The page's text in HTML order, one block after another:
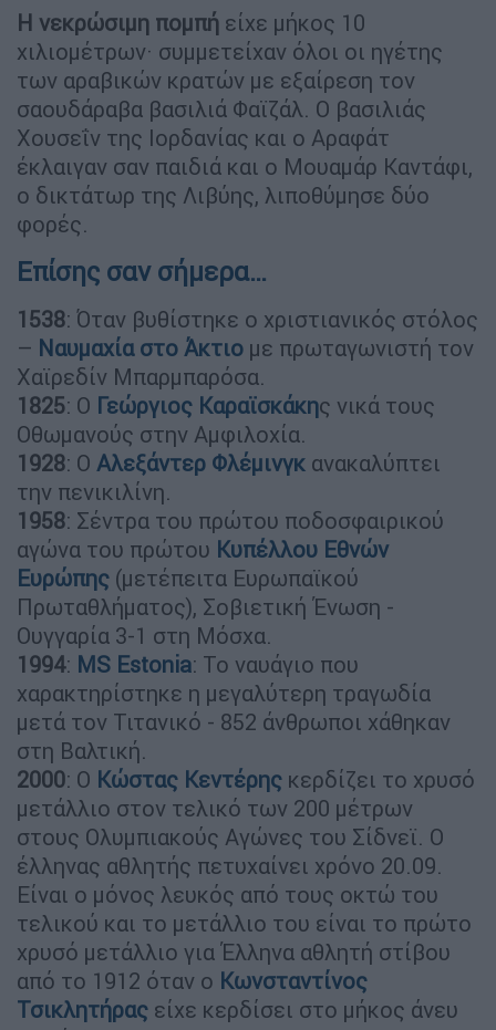
Η νεκρώσιμη πομπή είχε μήκος 10
χιλιομέτρων· συμμετείχαν όλοι οι ηγέτης
των αραβικών κρατών με εξαίρεση τον
σαουδάραβα βασιλιά Φαϊζάλ. Ο βασιλιάς
Χουσεΐν της Ιορδανίας και ο Αραφάτ
έκλαιγαν σαν παιδιά και ο Μουαμάρ Καντάφι,
ο δικτάτωρ της Λιβύης, λιποθύμησε δύο
φορές.
Επίσης σαν σήμερα…
1538: Όταν βυθίστηκε ο χριστιανικός στόλος
– Ναυμαχία στο Άκτιο με πρωταγωνιστή τον
Χαϊρεδίν Μπαρμπαρόσα.
1825: Ο Γεώργιος Καραϊσκάκης νικά τους
Οθωμανούς στην Αμφιλοχία.
1928: Ο Αλεξάντερ Φλέμινγκ ανακαλύπτει
την πενικιλίνη.
1958: Σέντρα του πρώτου ποδοσφαιρικού
αγώνα του πρώτου Κυπέλλου Εθνών
Ευρώπης (μετέπειτα Ευρωπαϊκού
Πρωταθλήματος), Σοβιετική Ένωση -
Ουγγαρία 3-1 στη Μόσχα.
1994: MS Estonia: Το ναυάγιο που
χαρακτηρίστηκε η μεγαλύτερη τραγωδία
μετά τον Τιτανικό - 852 άνθρωποι χάθηκαν
στη Βαλτική.
2000: Ο Κώστας Κεντέρης κερδίζει το χρυσό
μετάλλιο στον τελικό των 200 μέτρων
στους Ολυμπιακούς Αγώνες του Σίδνεϊ. Ο
έλληνας αθλητής πετυχαίνει χρόνο 20.09.
Είναι ο μόνος λευκός από τους οκτώ του
τελικού και το μετάλλιο του είναι το πρώτο
χρυσό μετάλλιο για Έλληνα αθλητή στίβου
από το 1912 όταν ο Κωνσταντίνος
Τσικλητήρας είχε κερδίσει στο μήκος άνευ